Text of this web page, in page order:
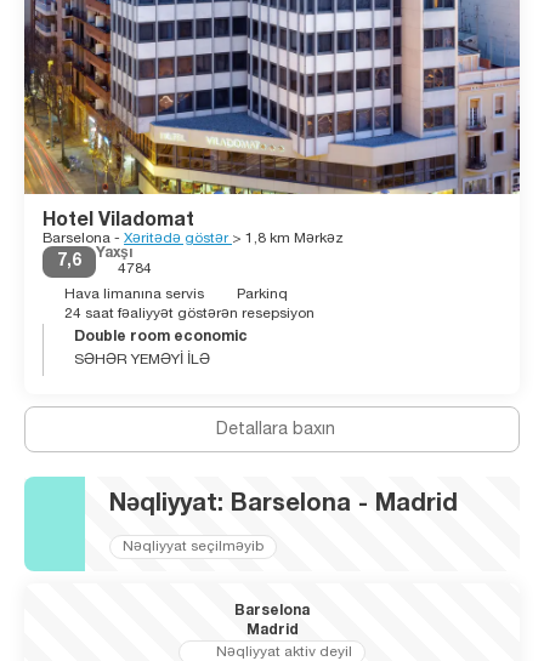
Hotel Viladomat
Barselona - Xəritədə göstər > 1,8 km Mərkəz
7,6
Yaxşı
4784
Hava limanına servis
Parkinq
24 saat fəaliyyət göstərən resepsiyon
Double room economic
SƏHƏR YEMƏYİ İLƏ
Detallara baxın
Nəqliyyat: Barselona - Madrid
Nəqliyyat seçilməyib
Barselona
Madrid
Nəqliyyat aktiv deyil